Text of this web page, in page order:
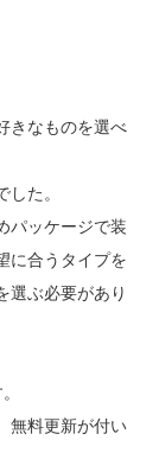
きなものを選べ
た。
パッケージで装
に合うタイプを
選ぶ必要があり
無料更新が付い